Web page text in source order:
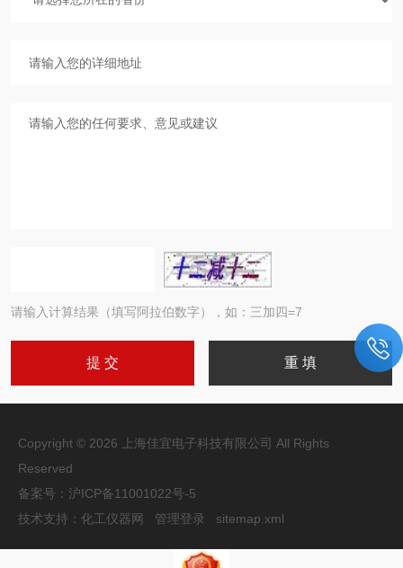
请输入计算结果（填写阿拉伯数字），如：三加四=7
Copyright © 2026 上海佳宜电子科技有限公司 All Rights
Reserved
备案号： 沪ICP备11001022号-5
技术支持： 化工仪器网 管理登录 sitemap.xml